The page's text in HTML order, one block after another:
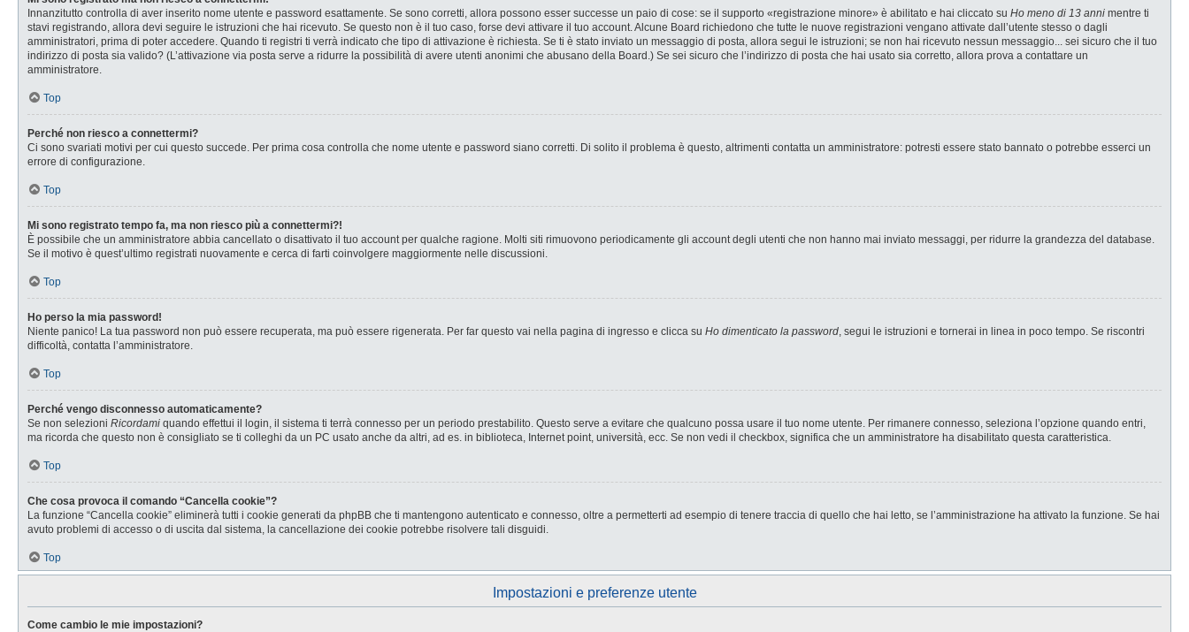
Innanzitutto controlla di aver inserito nome utente e password esattamente. Se sono corretti, allora possono esser successe un paio di cose: se il supporto «registrazione minore» è abilitato e hai cliccato su Ho meno di 13 anni mentre ti
stavi registrando, allora devi seguire le istruzioni che hai ricevuto. Se questo non è il tuo caso, forse devi attivare il tuo account. Alcune Board richiedono che tutte le nuove registrazioni vengano attivate dall’utente stesso o dagli
amministratori, prima di poter accedere. Quando ti registri ti verrà indicato che tipo di attivazione è richiesta. Se ti è stato inviato un messaggio di posta, allora segui le istruzioni; se non hai ricevuto nessun messaggio... sei sicuro che il tuo
indirizzo di posta sia valido? (L’attivazione via posta serve a ridurre la possibilità di avere utenti anonimi che abusano della Board.) Se sei sicuro che l’indirizzo di posta che hai usato sia corretto, allora prova a contattare un
amministratore.
Top
Perché non riesco a connettermi?
Ci sono svariati motivi per cui questo succede. Per prima cosa controlla che nome utente e password siano corretti. Di solito il problema è questo, altrimenti contatta un amministratore: potresti essere stato bannato o potrebbe esserci un
errore di configurazione.
Top
Mi sono registrato tempo fa, ma non riesco più a connettermi?!
È possibile che un amministratore abbia cancellato o disattivato il tuo account per qualche ragione. Molti siti rimuovono periodicamente gli account degli utenti che non hanno mai inviato messaggi, per ridurre la grandezza del database.
Se il motivo è quest’ultimo registrati nuovamente e cerca di farti coinvolgere maggiormente nelle discussioni.
Top
Ho perso la mia password!
Niente panico! La tua password non può essere recuperata, ma può essere rigenerata. Per far questo vai nella pagina di ingresso e clicca su Ho dimenticato la password, segui le istruzioni e tornerai in linea in poco tempo. Se riscontri
difficoltà, contatta l’amministratore.
Top
Perché vengo disconnesso automaticamente?
Se non selezioni Ricordami quando effettui il login, il sistema ti terrà connesso per un periodo prestabilito. Questo serve a evitare che qualcuno possa usare il tuo nome utente. Per rimanere connesso, seleziona l’opzione quando entri,
ma ricorda che questo non è consigliato se ti colleghi da un PC usato anche da altri, ad es. in biblioteca, Internet point, università, ecc. Se non vedi il checkbox, significa che un amministratore ha disabilitato questa caratteristica.
Top
Che cosa provoca il comando “Cancella cookie”?
La funzione “Cancella cookie” eliminerà tutti i cookie generati da phpBB che ti mantengono autenticato e connesso, oltre a permetterti ad esempio di tenere traccia di quello che hai letto, se l’amministrazione ha attivato la funzione. Se hai
avuto problemi di accesso o di uscita dal sistema, la cancellazione dei cookie potrebbe risolvere tali disguidi.
Top
Impostazioni e preferenze utente
Come cambio le mie impostazioni?